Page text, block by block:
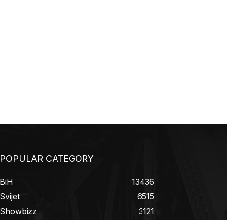
POPULAR CATEGORY
BiH
13436
Svijet
6515
Showbizz
3121